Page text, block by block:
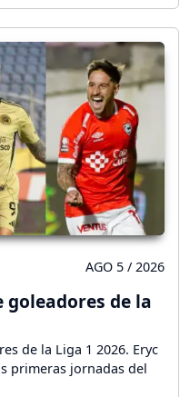
AGO 5 / 2026
de la
de la Liga 1 2026. Eryc
primeras jornadas del